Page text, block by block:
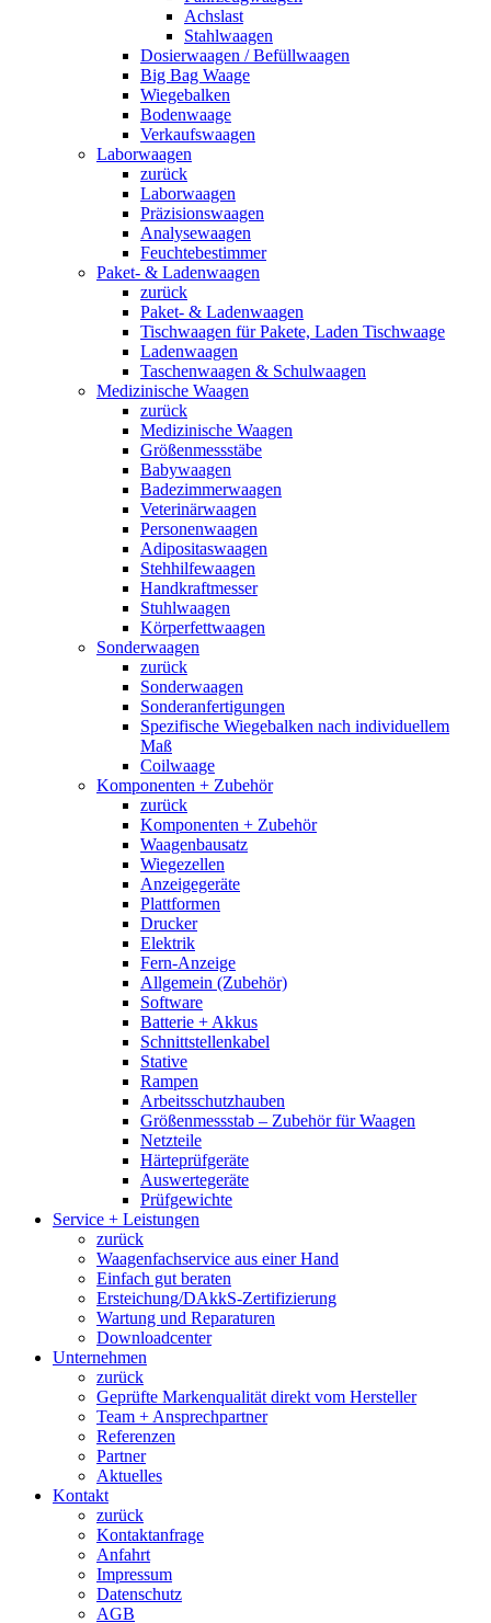
Achslast
Stahlwaagen
Dosierwaagen / Befüllwaagen
Big Bag Waage
Wiegebalken
Bodenwaage
Verkaufswaagen
Laborwaagen
zurück
Laborwaagen
Präzisionswaagen
Analysewaagen
Feuchtebestimmer
Paket- & Ladenwaagen
zurück
Paket- & Ladenwaagen
Tischwaagen für Pakete, Laden Tischwaage
Ladenwaagen
Taschenwaagen & Schulwaagen
Medizinische Waagen
zurück
Medizinische Waagen
Größenmessstäbe
Babywaagen
Badezimmerwaagen
Veterinärwaagen
Personenwaagen
Adipositaswaagen
Stehhilfewaagen
Handkraftmesser
Stuhlwaagen
Körperfettwaagen
Sonderwaagen
zurück
Sonderwaagen
Sonderanfertigungen
Spezifische Wiegebalken nach individuellem
Maß
Coilwaage
Komponenten + Zubehör
zurück
Komponenten + Zubehör
Waagenbausatz
Wiegezellen
Anzeigegeräte
Plattformen
Drucker
Elektrik
Fern-Anzeige
Allgemein (Zubehör)
Software
Batterie + Akkus
Schnittstellenkabel
Stative
Rampen
Arbeitsschutzhauben
Größenmessstab – Zubehör für Waagen
Netzteile
Härteprüfgeräte
Auswertegeräte
Prüfgewichte
Service + Leistungen
zurück
Waagenfachservice aus einer Hand
Einfach gut beraten
Ersteichung/DAkkS-Zertifizierung
Wartung und Reparaturen
Downloadcenter
Unternehmen
zurück
Geprüfte Markenqualität direkt vom Hersteller
Team + Ansprechpartner
Referenzen
Partner
Aktuelles
Kontakt
zurück
Kontaktanfrage
Anfahrt
Impressum
Datenschutz
AGB